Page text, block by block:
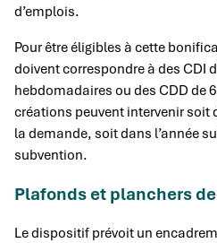
d’emplois.
Pour être éligibles à cette
doivent correspondre à des CDI
hebdomadaires ou des CDD de
créations peuvent intervenir soit
la demande, soit dans l’année
subvention.
Plafonds et planchers de
Le dispositif prévoit un